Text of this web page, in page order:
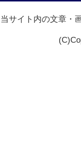
当サイト内の文章・